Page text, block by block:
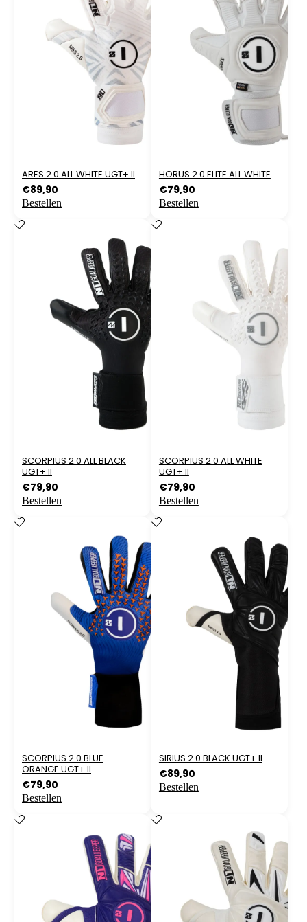
ARES 2.0 ALL WHITE UGT+ II
€89,90
Bestellen
HORUS 2.0 ELITE ALL WHITE
€79,90
Bestellen
SCORPIUS 2.0 ALL BLACK
UGT+ II
€79,90
Bestellen
SCORPIUS 2.0 ALL WHITE
UGT+ II
€79,90
Bestellen
SCORPIUS 2.0 BLUE
ORANGE UGT+ II
€79,90
Bestellen
SIRIUS 2.0 BLACK UGT+ II
€89,90
Bestellen